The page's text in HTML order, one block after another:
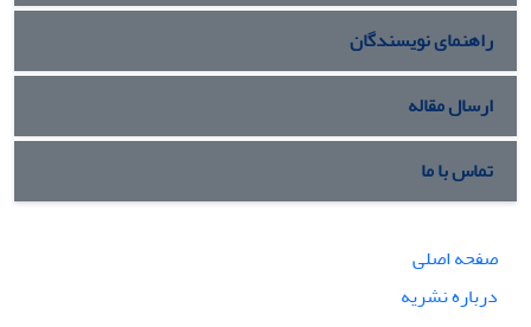
راهنمای نویسندگان
ارسال مقاله
تماس با ما
صفحه اصلی
درباره نشریه